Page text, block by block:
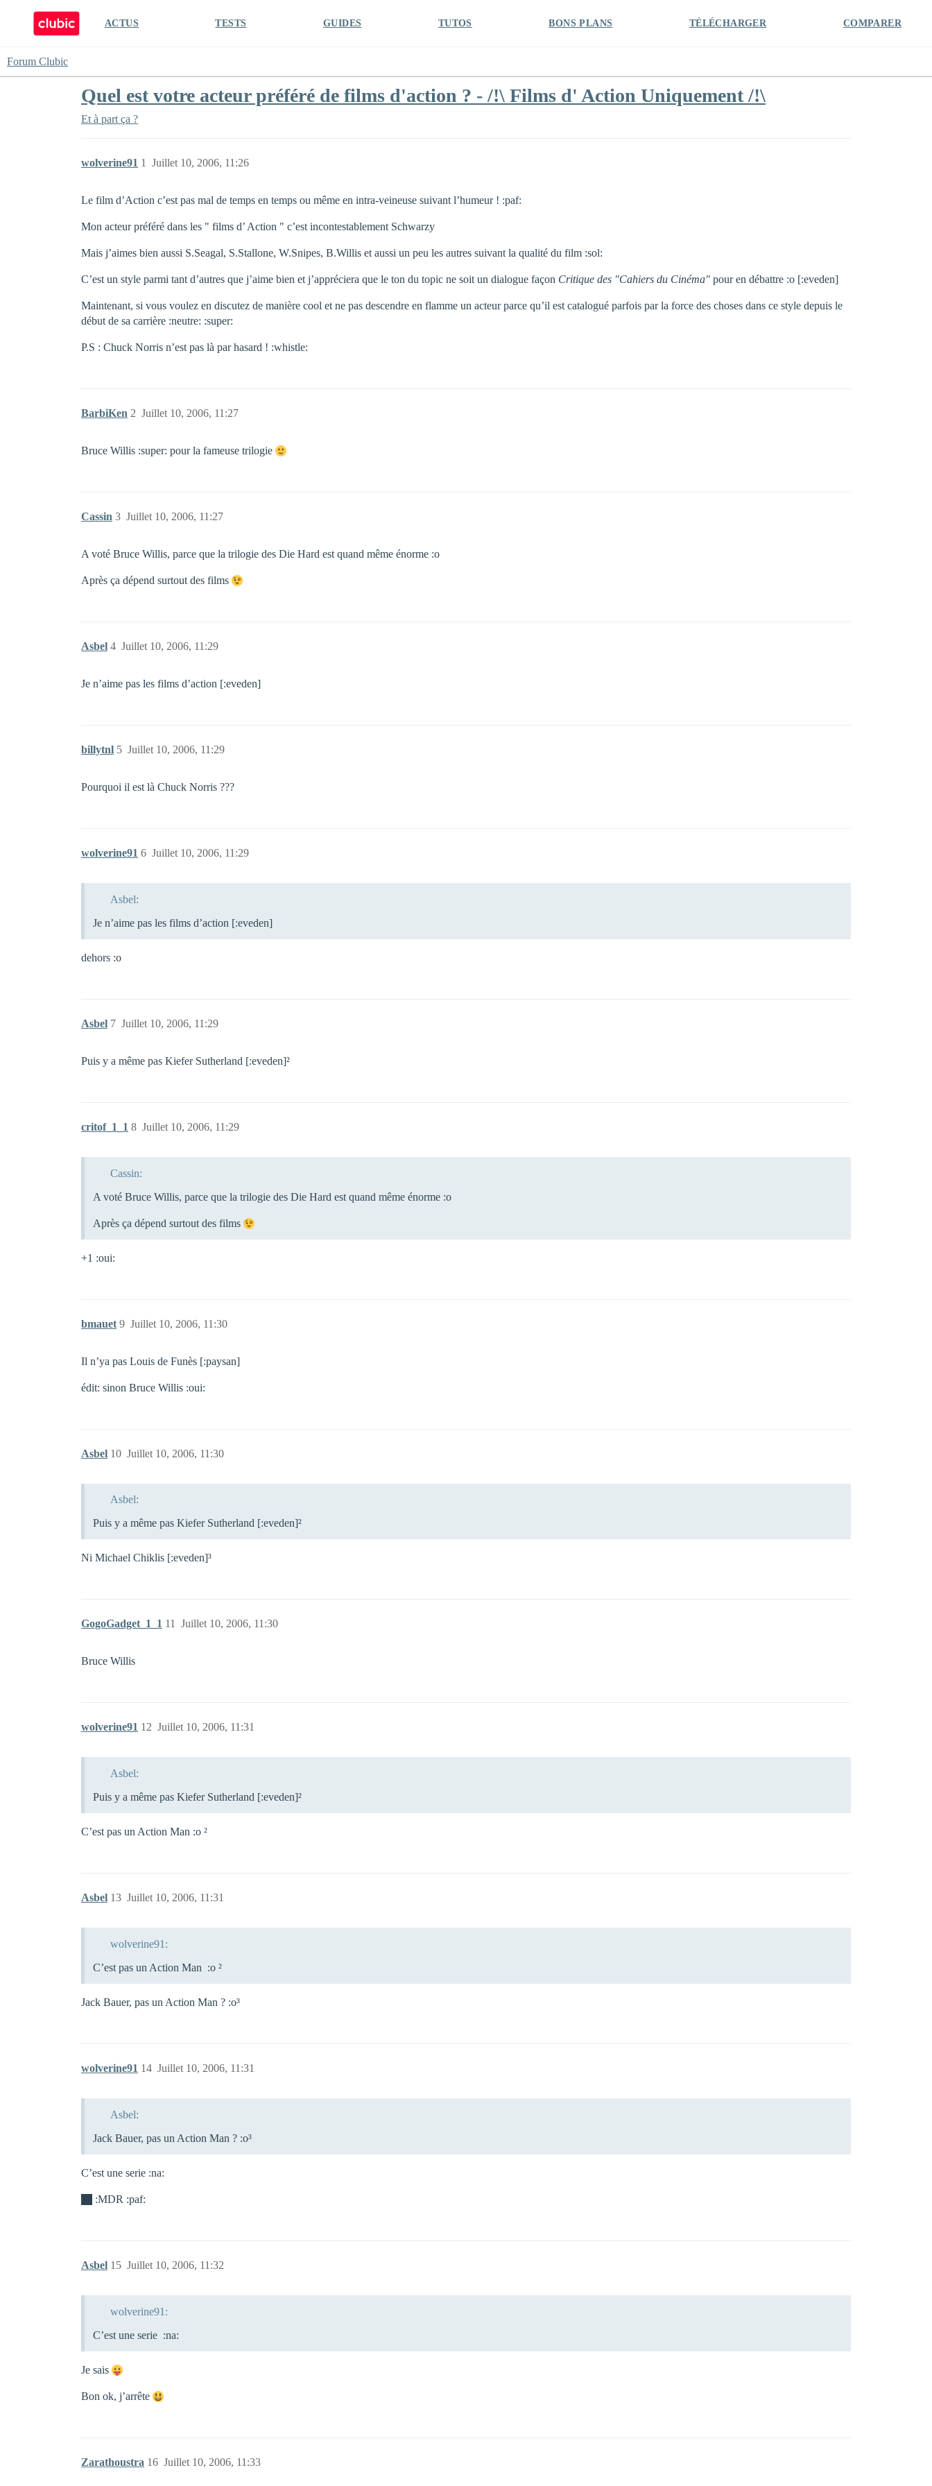
ACTUS TESTS GUIDES TUTOS BONS PLANS TÉLÉCHARGER COMPARER
Forum Clubic
Quel est votre acteur préféré de films d'action ? - /!\ Films d' Action Uniquement /!\
Et à part ça ?
wolverine91 Juillet 10, 2006, 11:26
1
Le film d’Action c’est pas mal de temps en temps ou même en intra-veineuse suivant l’humeur ! :paf:
Mon acteur préféré dans les " films d’ Action " c’est incontestablement Schwarzy
Mais j’aimes bien aussi S.Seagal, S.Stallone, W.Snipes, B.Willis et aussi un peu les autres suivant la qualité du film :sol:
C’est un style parmi tant d’autres que j’aime bien et j’appréciera que le ton du topic ne soit un dialogue façon Critique des "Cahiers du Cinéma" pour en débattre :o [:eveden]
Maintenant, si vous voulez en discutez de manière cool et ne pas descendre en flamme un acteur parce qu’il est catalogué parfois par la force des choses dans ce style depuis le
début de sa carrière :neutre: :super:
P.S : Chuck Norris n’est pas là par hasard ! :whistle:
BarbiKen Juillet 10, 2006, 11:27
2
Bruce Willis :super: pour la fameuse trilogie
Cassin Juillet 10, 2006, 11:27
3
A voté Bruce Willis, parce que la trilogie des Die Hard est quand même énorme :o
Après ça dépend surtout des films
Asbel Juillet 10, 2006, 11:29
4
Je n’aime pas les films d’action [:eveden]
billytnl Juillet 10, 2006, 11:29
5
Pourquoi il est là Chuck Norris ???
wolverine91 Juillet 10, 2006, 11:29
6
Asbel:
Je n’aime pas les films d’action [:eveden]
dehors :o
Asbel Juillet 10, 2006, 11:29
7
Puis y a même pas Kiefer Sutherland [:eveden]²
critof_1_1 Juillet 10, 2006, 11:29
8
Cassin:
A voté Bruce Willis, parce que la trilogie des Die Hard est quand même énorme :o
Après ça dépend surtout des films
+1 :oui:
bmauet Juillet 10, 2006, 11:30
9
Il n’ya pas Louis de Funès [:paysan]
édit: sinon Bruce Willis :oui:
Asbel Juillet 10, 2006, 11:30
10
Asbel:
Puis y a même pas Kiefer Sutherland [:eveden]²
Ni Michael Chiklis [:eveden]³
GogoGadget_1_1 Juillet 10, 2006, 11:30
11
Bruce Willis
wolverine91 Juillet 10, 2006, 11:31
12
Asbel:
Puis y a même pas Kiefer Sutherland [:eveden]²
C’est pas un Action Man :o ²
Asbel Juillet 10, 2006, 11:31
13
wolverine91:
C’est pas un Action Man :o ²
Jack Bauer, pas un Action Man ? :o³
wolverine91 Juillet 10, 2006, 11:31
14
Asbel:
Jack Bauer, pas un Action Man ? :o³
C’est une serie :na:
:MDR :paf:
Asbel Juillet 10, 2006, 11:32
15
wolverine91:
C’est une serie :na:
Je sais
Bon ok, j’arrête
Zarathoustra Juillet 10, 2006, 11:33
16